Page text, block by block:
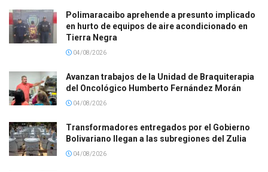
Polimaracaibo aprehende a presunto implicado
en hurto de equipos de aire acondicionado en
Tierra Negra
04/08/2026
Avanzan trabajos de la Unidad de Braquiterapia
del Oncológico Humberto Fernández Morán
04/08/2026
Transformadores entregados por el Gobierno
Bolivariano llegan a las subregiones del Zulia
04/08/2026